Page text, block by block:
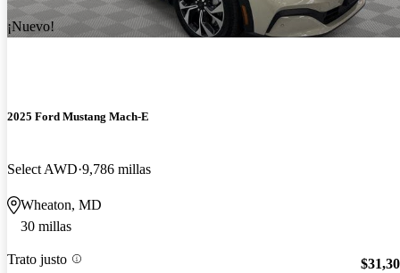
¡Nuevo!
2025 Ford Mustang Mach-E
Select AWD 9,786 millas
Wheaton, MD
30 millas
Trato justo